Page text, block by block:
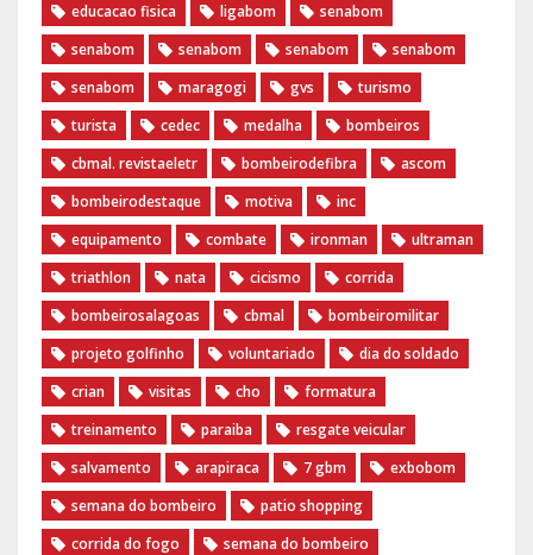
educacao fisica
ligabom
senabom
senabom
senabom senabom
senabom
senabom
maragogi gvs
turismo
turista
cedec medalha
bombeiros
cbmal. revistaeletr
bombeirodefibra
ascom
bombeirodestaque
motiva
inc
equipamento
combate ironman
ultraman
triathlon
nata cicismo
corrida
bombeirosalagoas
cbmal
bombeiromilitar
projeto golfinho
voluntariado
dia do soldado
crian
visitas cho
formatura
treinamento
paraiba
resgate veicular
salvamento
arapiraca 7 gbm
exbobom
semana do bombeiro
patio shopping
corrida do fogo
semana do bombeiro